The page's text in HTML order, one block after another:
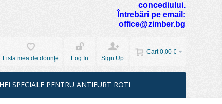
concediului.
Întrebări pe email:
office@zimber.bg
Cart 0,00 €
Lista mea de dorinţe Log In Sign Up
SPECIALE PENTRU ANTIFURT ROTI